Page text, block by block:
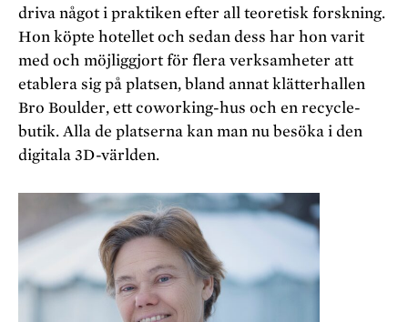
driva något i praktiken efter all teoretisk forskning.
Hon köpte hotellet och sedan dess har hon varit
med och möjliggjort för flera verksamheter att
etablera sig på platsen, bland annat klätterhallen
Bro Boulder, ett coworking-hus och en recycle-
butik. Alla de platserna kan man nu besöka i den
digitala 3D-världen.